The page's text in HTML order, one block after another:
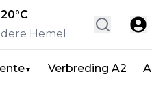
20°C
Hemel
▼ Verbreding A2